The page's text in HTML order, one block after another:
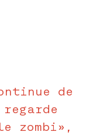
de
zombi»,